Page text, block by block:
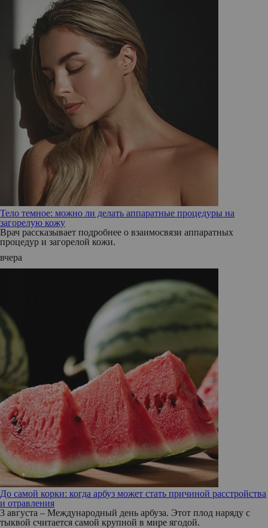
Тело темное: можно ли делать аппаратные процедуры на
загорелую кожу
Врач рассказывает подробнее о взаимосвязи аппаратных
процедур и загорелой кожи.
вчера
До самой корки: когда арбуз может стать причиной расстройства
и отравления
3 августа – Международный день арбуза. Этот плод наряду с
тыквой считается самой крупной в мире ягодой.